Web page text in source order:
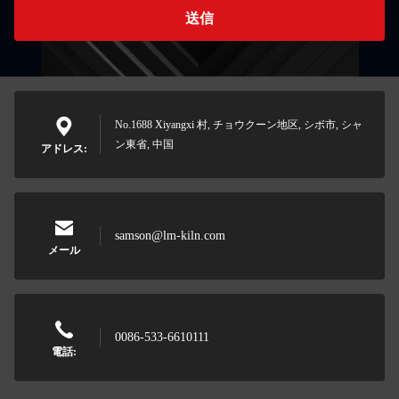
送信
アドレス:
No.1688 Xiyangxi 村, チョウクーン地区, シボ市, シャ
ン東省, 中国
メール
samson@lm-kiln.com
電話:
0086-533-6610111